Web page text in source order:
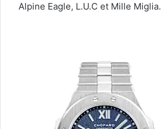
Alpine Eagle, L.U.C et Mille Miglia.